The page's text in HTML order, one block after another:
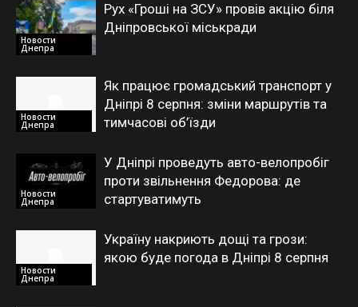
Новости
Днепра
Рух «Гроші на ЗСУ» провів акцію біля
Дніпровської міськради
Новости
Днепра
Як працює громадський транспорт у
Дніпрі 8 серпня: зміни маршрутів та
тимчасові об’їзди
Новости
Днепра
У Дніпрі проведуть авто-велопробіг
проти звільнення Федорова: де
стартуватимуть
Новости
Днепра
Україну накриють дощі та грози:
якою буде погода в Дніпрі 8 серпня